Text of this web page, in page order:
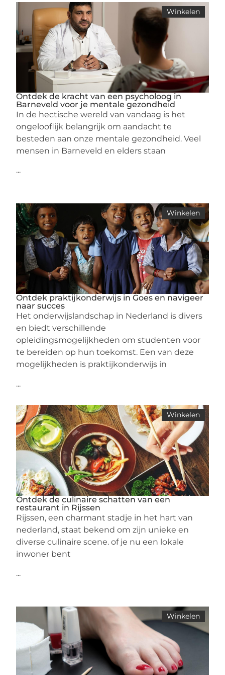
Winkelen
Ontdek de kracht van een psycholoog in
Barneveld voor je mentale gezondheid
In de hectische wereld van vandaag is het
ongelooflijk belangrijk om aandacht te
besteden aan onze mentale gezondheid. Veel
mensen in Barneveld en elders staan
...
Winkelen
Ontdek praktijkonderwijs in Goes en navigeer
naar succes
Het onderwijslandschap in Nederland is divers
en biedt verschillende
opleidingsmogelijkheden om studenten voor
te bereiden op hun toekomst. Een van deze
mogelijkheden is praktijkonderwijs in
...
Winkelen
Ontdek de culinaire schatten van een
restaurant in Rijssen
Rijssen, een charmant stadje in het hart van
nederland, staat bekend om zijn unieke en
diverse culinaire scene. of je nu een lokale
inwoner bent
...
Winkelen